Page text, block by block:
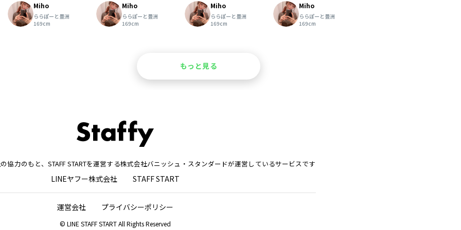
Miho
ららぽーと豊洲
169cm
Miho
ららぽーと豊洲
169cm
Miho
ららぽーと豊洲
169cm
Miho
ららぽーと豊洲
169cm
もっと見る
協力のもと、STAFF STARTを運営する株式会社バニッシュ・スタンダードが運営しているサービスです
LINEヤフー株式会社 STAFF START
運営会社 プライバシーポリシー
© LINE STAFF START All Rights Reserved